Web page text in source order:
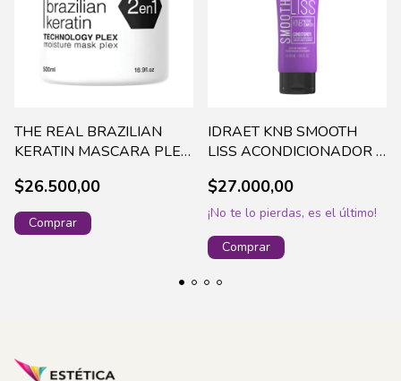
THE REAL BRAZILIAN
KERATIN MASCARA PLEX
$26.500,00
IDRAET KNB SMOOTH
LISS ACONDICIONADOR X
$27.000,00
¡No te lo pierdas, es el último!